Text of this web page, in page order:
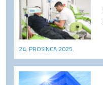
24. PROSINCA 2025.